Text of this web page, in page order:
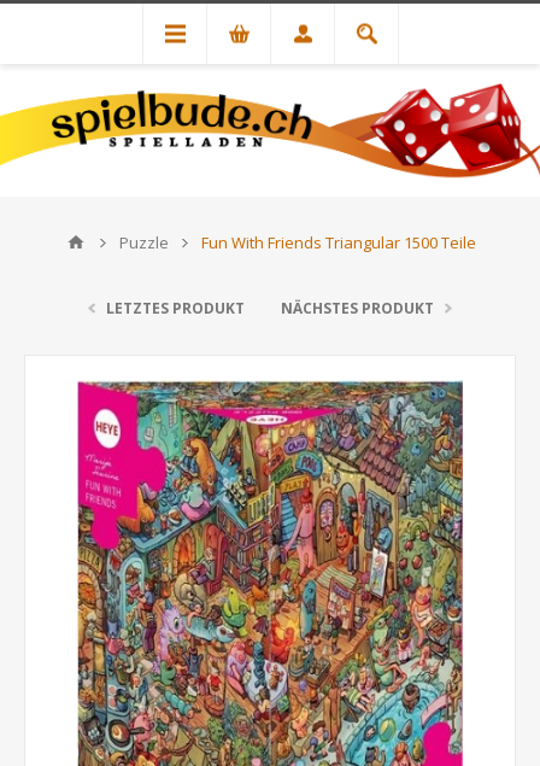
Puzzle Fun With Friends Triangular 1500 Teile
LETZTES PRODUKT NÄCHSTES PRODUKT